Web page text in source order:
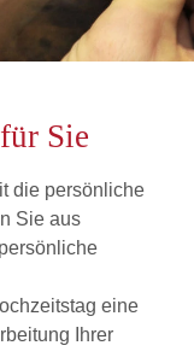
Sie
die persönliche
Sie aus
eine
Ihrer